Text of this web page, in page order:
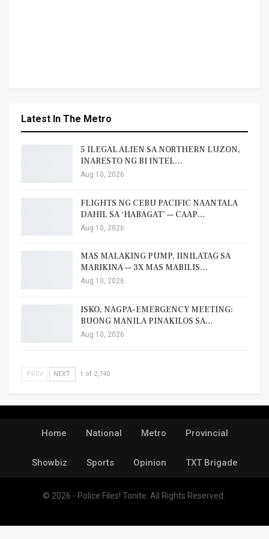
Latest In The Metro
5 ILEGAL ALIEN SA NORTHERN LUZON,
INARESTO NG BI INTEL…
Aug 10, 2026
FLIGHTS NG CEBU PACIFIC NAANTALA
DAHIL SA ‘HABAGAT’ — CAAP…
Aug 10, 2026
MAS MALAKING PUMP, IINILATAG SA
MARIKINA — 3X MAS MABILIS…
Aug 10, 2026
ISKO, NAGPA-EMERGENCY MEETING:
BUONG MANILA PINAKILOS SA…
Aug 10, 2026
PREV NEXT 1 of 2,740
Home National Metro Provincial
Showbiz Sports Opinion TXT Brigade
© 2026 - Police Files! Tonite. All Rights Reserved.